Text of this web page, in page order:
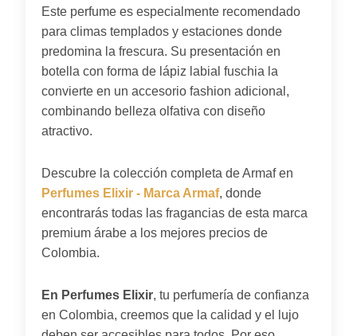
Este perfume es especialmente recomendado
para climas templados y estaciones donde
predomina la frescura. Su presentación en
botella con forma de lápiz labial fuschia la
convierte en un accesorio fashion adicional,
combinando belleza olfativa con diseño
atractivo.
Descubre la colección completa de Armaf en
Perfumes Elixir - Marca Armaf, donde
encontrarás todas las fragancias de esta marca
premium árabe a los mejores precios de
Colombia.
En Perfumes Elixir, tu perfumería de confianza
en Colombia, creemos que la calidad y el lujo